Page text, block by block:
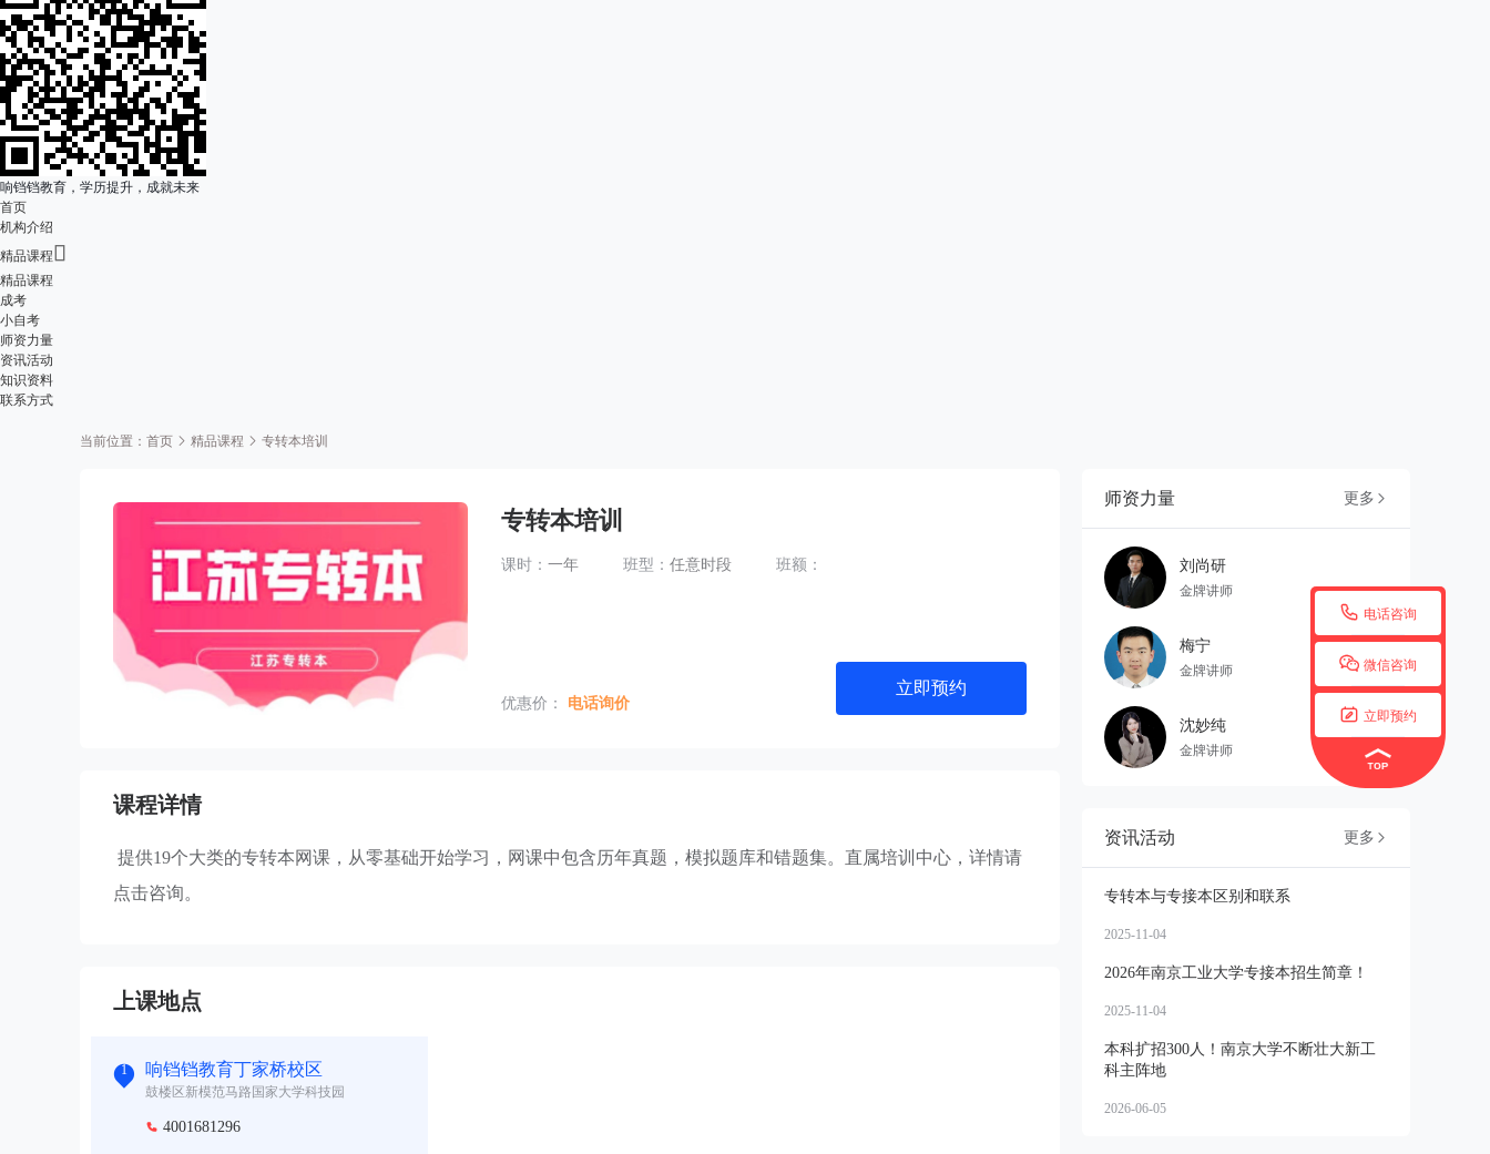
响铛铛教育，学历提升，成就未来
首页
机构介绍
精品课程
精品课程
成考
小自考
师资力量
资讯活动
知识资料
联系方式
 电话咨询
 微信咨询
 立即预约
当前位置： 首页 精品课程 专转本培训
专转本培训
课时： 一年 班型： 任意时段 班额：
优惠价： 电话询价
立即预约
课程详情
提供19个大类的专转本网课，从零基础开始学习，网课中包含历年真题，模拟题库和错题集。直属培训中心，详情请
点击咨询。
上课地点
1 响铛铛教育丁家桥校区
鼓楼区新模范马路国家大学科技园
 4001681296
师资力量 更多 
刘尚研
金牌讲师
梅宁
金牌讲师
沈妙纯
金牌讲师
资讯活动 更多 
专转本与专接本区别和联系
2025-11-04
2026年南京工业大学专接本招生简章！
2025-11-04
本科扩招300人！南京大学不断壮大新工
科主阵地
2026-06-05